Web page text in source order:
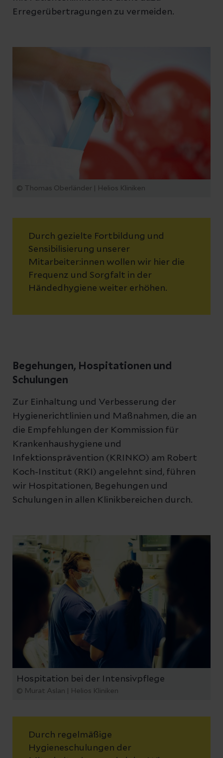
Erregerübertragungen zu vermeiden.
© Thomas Oberländer | Helios Kliniken
Durch gezielte Fortbildung und
Sensibilisierung unserer
Mitarbeiter:innen wollen wir hier die
Frequenz und Sorgfalt in der
Händedhygiene weiter erhöhen.
Begehungen, Hospitationen und
Schulungen
Zur Einhaltung und Verbesserung der
Hygienerichtlinien und Maßnahmen, die an
die Empfehlungen der Kommission für
Krankenhaushygiene und
Infektionsprävention (KRINKO) am Robert
Koch-Institut (RKI) angelehnt sind, führen
wir Hospitationen, Begehungen und
Schulungen in allen Klinikbereichen durch.
Hospitation bei der Intensivpflege
© Murat Aslan | Helios Kliniken
Durch regelmäßige
Hygieneschulungen der